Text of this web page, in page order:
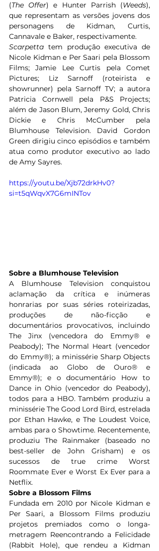
(The Offer) e Hunter Parrish (Weeds),
que representam as versões jovens dos
personagens de Kidman, Curtis,
Cannavale e Baker, respectivamente.
Scarpetta tem produção executiva de
Nicole Kidman e Per Saari pela Blossom
Films; Jamie Lee Curtis pela Comet
Pictures; Liz Sarnoff (roteirista e
showrunner) pela Sarnoff TV; a autora
Patricia Cornwell pela P&S Projects;
além de Jason Blum, Jeremy Gold, Chris
Dickie e Chris McCumber pela
Blumhouse Television. David Gordon
Green dirigiu cinco episódios e também
atua como produtor executivo ao lado
de Amy Sayres.
https://youtu.be/Xjb72drkHv0?
si=t5qWqvX7G6mINTov
Sobre a Blumhouse Television
A Blumhouse Television conquistou
aclamação da crítica e inúmeras
honrarias por suas séries roteirizadas,
produções de não-ficção e
documentários provocativos, incluindo
The Jinx (vencedora do Emmy® e
Peabody); The Normal Heart (vencedor
do Emmy®); a minissérie Sharp Objects
(indicada ao Globo de Ouro® e
Emmy®); e o documentário How to
Dance in Ohio (vencedor do Peabody),
todos para a HBO. Também produziu a
minissérie The Good Lord Bird, estrelada
por Ethan Hawke, e The Loudest Voice,
ambas para o Showtime. Recentemente,
produziu The Rainmaker (baseado no
best-seller de John Grisham) e os
sucessos de true crime Worst
Roommate Ever e Worst Ex Ever para a
Netflix.
Sobre a Blossom Films
Fundada em 2010 por Nicole Kidman e
Per Saari, a Blossom Films produziu
projetos premiados como o longa-
metragem Reencontrando a Felicidade
(Rabbit Hole), que rendeu a Kidman